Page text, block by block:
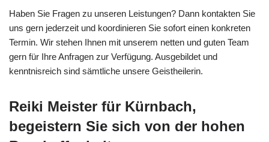
Haben Sie Fragen zu unseren Leistungen? Dann kontakten Sie
uns gern jederzeit und koordinieren Sie sofort einen konkreten
Termin. Wir stehen Ihnen mit unserem netten und guten Team
gern für Ihre Anfragen zur Verfügung. Ausgebildet und
kenntnisreich sind sämtliche unsere Geistheilerin.
Reiki Meister für Kürnbach,
begeistern Sie sich von der hohen